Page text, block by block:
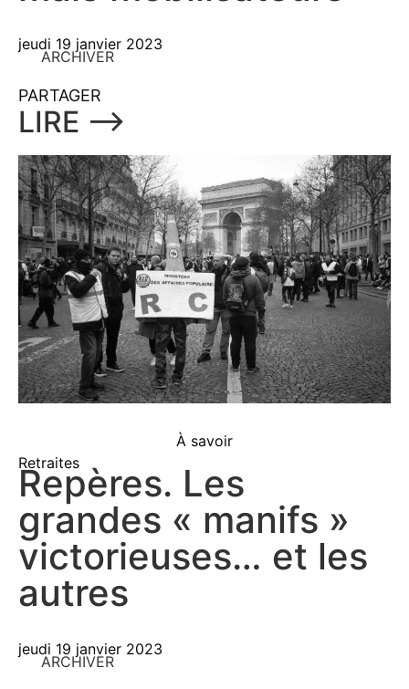
jeudi 19 janvier 2023
ARCHIVER
PARTAGER
LIRE ⟶
À savoir
Retraites
Repères. Les
grandes « manifs »
victorieuses… et les
autres
jeudi 19 janvier 2023
ARCHIVER